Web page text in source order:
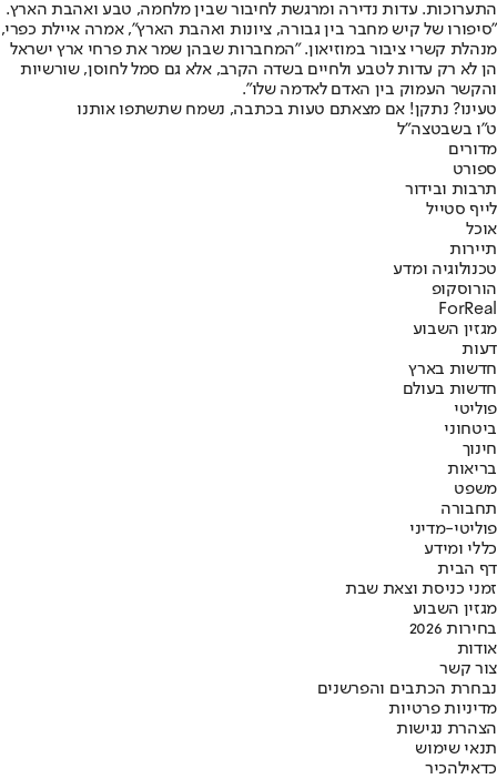
התערוכות. עדות נדירה ומרגשת לחיבור שבין מלחמה, טבע ואהבת הארץ.
"סיפורו של קיש מחבר בין גבורה, ציונות ואהבת הארץ", אמרה איילת כפרי,
מנהלת קשרי ציבור במוזיאון. "המחברות שבהן שמר את פרחי ארץ ישראל
הן לא רק עדות לטבע ולחיים בשדה הקרב, אלא גם סמל לחוסן, שורשיות
והקשר העמוק בין האדם לאדמה שלו".
טעינו? נתקן! אם מצאתם טעות בכתבה, נשמח שתשתפו אותנו
ט"ו בשבטצה"ל
מדורים
ספורט
תרבות ובידור
לייף סטייל
אוכל
תיירות
טכנולוגיה ומדע
הורוסקופ
ForReal
מגזין השבוע
דעות
חדשות בארץ
חדשות בעולם
פוליטי
ביטחוני
חינוך
בריאות
משפט
תחבורה
פוליטי-מדיני
כללי ומידע
דף הבית
זמני כניסת וצאת שבת
מגזין השבוע
בחירות 2026
אודות
צור קשר
נבחרת הכתבים והפרשנים
מדיניות פרטיות
הצהרת נגישות
תנאי שימוש
כדאילהכיר